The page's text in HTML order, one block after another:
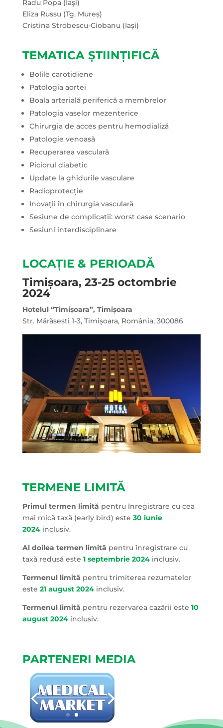
Radu Popa (Iaşi)
Eliza Russu (Tg. Mureș)
Cristina Strobescu-Ciobanu (Iaşi)
TEMATICA ȘTIINȚIFICĂ
Bolile carotidiene
Patologia aortei
Boala arterială periferică a membrelor
Patologia vaselor mezenterice
Chirurgia de acces pentru hemodializă
Patologie venoasă
Recuperarea vasculară
Piciorul diabetic
Update la ghidurile vasculare
Radioprotecție
Inovații în chirurgia vasculară
Sesiune de complicații: worst case scenario
Sesiuni interdisciplinare
LOCAȚIE & PERIOADĂ
Timișoara, 23-25 octombrie
2024
Hotelul “Timișoara”, Timișoara
Str. Mărășești 1-3, Timișoara, România, 300086
TERMENE LIMITĂ
Primul termen limită pentru înregistrare cu cea
mai mică taxă (early bird) este 30 iunie
2024inclusiv.
Al doilea termen limită pentru înregistrare cu
taxă redusă este 1 septembrie 2024inclusiv.
Termenul limită pentru trimiterea rezumatelor
este 21 august 2024 inclusiv.
Termenul limită pentru rezervarea cazării este 10
august 2024 inclusiv.
PARTENERI MEDIA